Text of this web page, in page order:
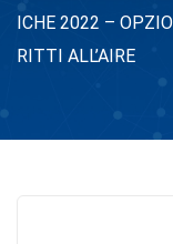
ICHE 2022 –
RITTI ALL’AIRE